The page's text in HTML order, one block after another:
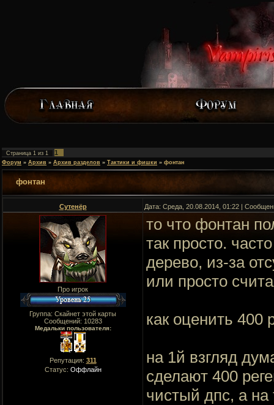
Страница 1 из 1 1
Форум » Архив » Архив разделов » Тактики и фишки » фонтан
фонтан
Сутенёр Дата: Среда, 20.08.2014, 01:22 |
Про игрок
Группа: Скайнет этой карты
Сообщений: 10283
Медальки пользователя:
Репутация: 311
Статус: Оффлайн
то что фонтан
так просто.
дерево, из-за
или просто
как оценить 400
на 1й взгляд
сделают 400
чистый дпс, а на